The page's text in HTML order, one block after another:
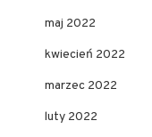
maj 2022
kwiecień 2022
marzec 2022
luty 2022